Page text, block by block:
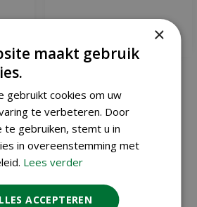
Meer informatie×
maakt gebruik
gebruikt cookies om uw
te verbeteren. Door
te gebruiken, stemt u in
in overeenstemming met
Lees verder
ACCEPTEREN